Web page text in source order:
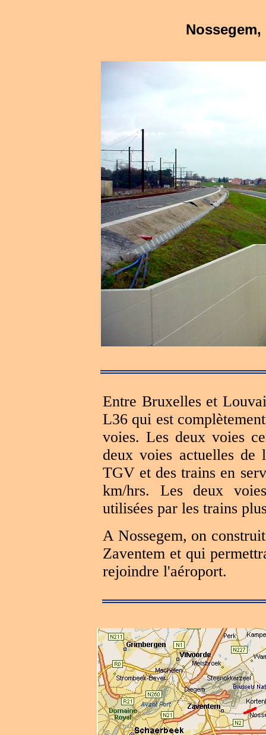
Nossegem,
Entre Bruxelles et
L36 qui est
voies. Les deux voies
deux voies actuelles de
TGV et des trains en
km/hrs. Les deux
utilisées par les trains
A Nossegem, on
Zaventem et qui
rejoindre l'aéroport.